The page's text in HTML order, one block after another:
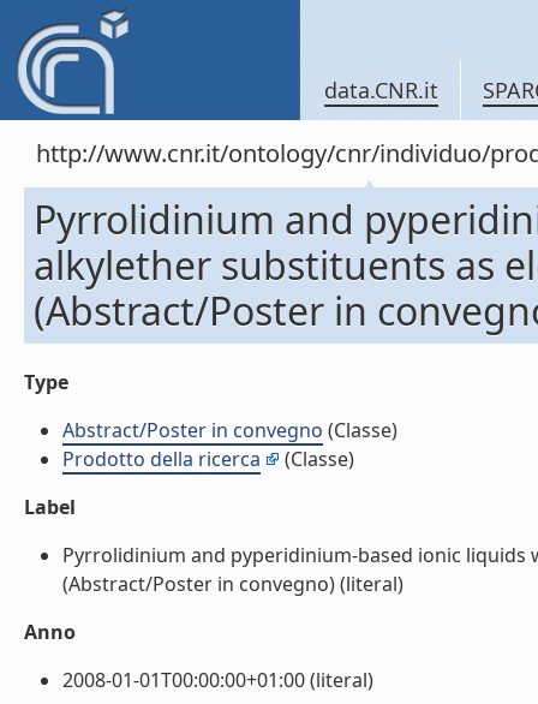
data.CNR.it
http://www.cnr.it/ontology/cnr/individuo/
Pyrrolidinium and
alkylether substituents as
(Abstract/Poster in
Type
Abstract/Poster in convegno (Classe)
Prodotto della ricerca
(Classe)
Label
Pyrrolidinium and pyperidinium-based ionic
(Abstract/Poster in convegno) (literal)
Anno
2008-01-01T00:00:00+01:00 (literal)